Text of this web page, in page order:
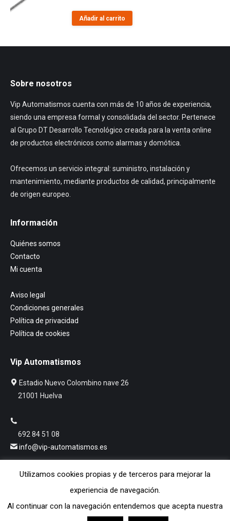
Añadir al carrito
Sobre nosotros
Vip Automatismos cuenta con más de 10 años de experiencia,
siendo una empresa formal y consolidada del sector. Pertenece
al Grupo DT Desarrollo Tecnológico creada para la venta online
de productos electrónicos como alarmas y domótica.
Ofrecemos un servicio integral: suministro, instalación y
mantenimiento, mediante productos de calidad, principalmente
de origen europeo.
Información
Quiénes somos
Contacto
Mi cuenta
Aviso legal
Condiciones generales
Política de privacidad
Política de cookies
Vip Automatismos
Estadio Nuevo Colombino nave 26
21001 Huelva
692 84 51 08
info@vip-automatismos.es
Utilizamos cookies propias y de terceros para mejorar la
experiencia de navegación.
Al continuar con la navegación entendemos que acepta nuestra